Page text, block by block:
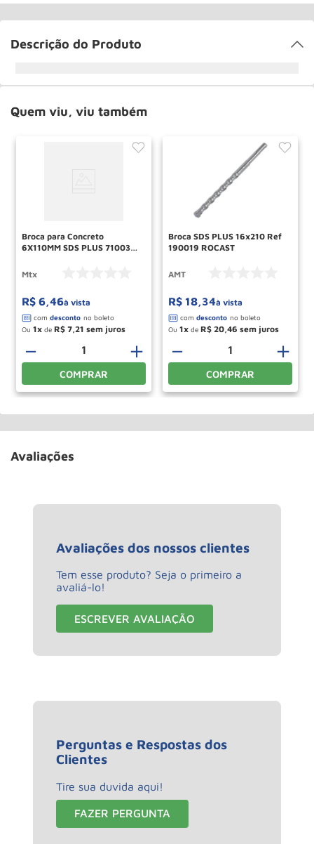
Descrição do Produto
Quem viu, viu também
Broca para Concreto
6X110MM SDS PLUS 7100355
Mtx
R$ 6,46à vista
Ou 1 de R$ 7,21
＋
－
COMPRAR
Broca SDS PLUS 16x210 Ref
190019 ROCAST
AMT
R$ 18,34à vista
Ou 1 de R$ 20,46
＋
－
COMPRAR
Avaliações
Avaliações dos nossos clientes
Tem esse produto? Seja o primeiro a
avaliá-lo!
ESCREVER AVALIAÇÃO
Perguntas e Respostas dos
Clientes
Tire sua duvida aqui!
FAZER PERGUNTA